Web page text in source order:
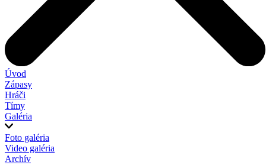
Úvod
Zápasy
Hráči
Tímy
Galéria
Foto galéria
Video galéria
Archív